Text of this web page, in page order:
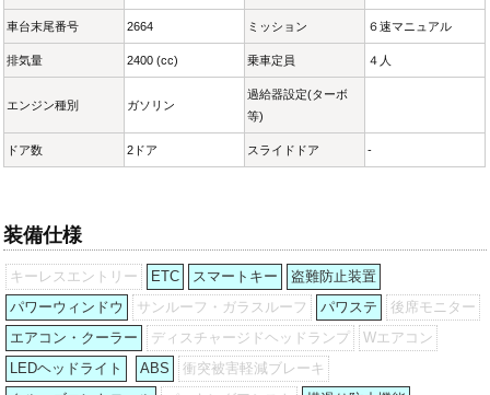
車台末尾番号 2664 ミッション ６速マニュアル
排気量 2400 (cc) 乗車定員 ４人
エンジン種別 ガソリン
過給器設定(ターボ
等)
ドア数 2ドア スライドドア -
装備仕様
キーレスエントリー ETC スマートキー
盗難防止装置
パワーウィンドウ
サンルーフ・ガラスルーフ パワステ
後席モニター
エアコン・クーラー
ディスチャージドヘッドランプ
Wエアコン
LEDヘッドライト
ABS
衝突被害軽減ブレーキ